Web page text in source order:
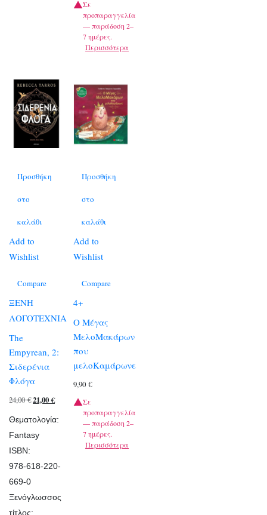
Σε
προπαραγγελία
— παράδοση 2–
7 ημέρες.
Περισσότερα
Προσθήκη
στο
καλάθι
Add to
Wishlist
Compare
ΞΕΝΗ
ΛΟΓΟΤΕΧΝΙΑ
The
Empyrean, 2:
Σιδερένια
Φλόγα
24,00€Original
price
21,00€Η
τρέχουσα
21,00 €.
Θεματολογία:
Fantasy
ISBN:
978-618-220-
669-0
Ξενόγλωσσος
τίτλος:
Προσθήκη
στο
καλάθι
Add to
Wishlist
Compare
4+
Ο Μέγας
ΜελοΜακάρων
που
μελοΚαμάρωνε
9,90€
Σε
προπαραγγελία
— παράδοση 2–
7 ημέρες.
Περισσότερα